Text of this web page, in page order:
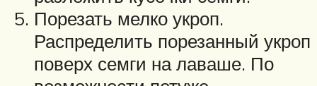
Порезать мелко укроп.
Распределить порезанный укроп
поверх семги на лаваше. По